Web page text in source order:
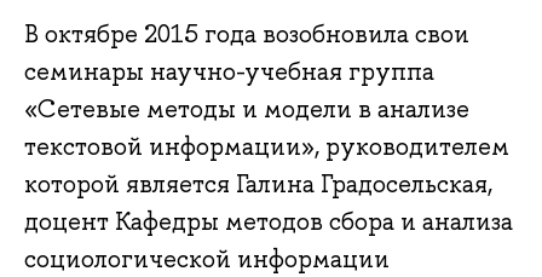
В октябре 2015 года возобновила свои
семинары научно-учебная группа
«Сетевые методы и модели в анализе
текстовой информации», руководителем
которой является Галина Градосельская,
доцент Кафедры методов сбора и анализа
социологической информации